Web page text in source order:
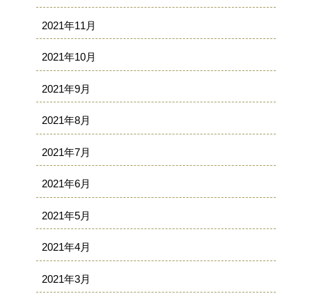
2021年11月
2021年10月
2021年9月
2021年8月
2021年7月
2021年6月
2021年5月
2021年4月
2021年3月